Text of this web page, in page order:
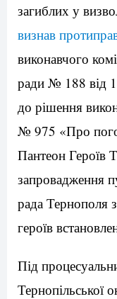
загиблих у
визнав
виконавчого
ради № 188 від
до рішення
№ 975 «Про
Пантеон Героїв
запровадження
рада Тернополя
героїв
Під
Тернопільської